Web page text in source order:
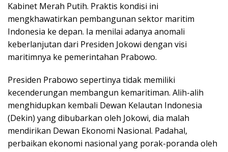
Kabinet Merah Putih. Praktis kondisi ini
mengkhawatirkan pembangunan sektor maritim
Indonesia ke depan. Ia menilai adanya anomali
keberlanjutan dari Presiden Jokowi dengan visi
maritimnya ke pemerintahan Prabowo.
Presiden Prabowo sepertinya tidak memiliki
kecenderungan membangun kemaritiman. Alih-alih
menghidupkan kembali Dewan Kelautan Indonesia
(Dekin) yang dibubarkan oleh Jokowi, dia malah
mendirikan Dewan Ekonomi Nasional. Padahal,
perbaikan ekonomi nasional yang porak-poranda oleh